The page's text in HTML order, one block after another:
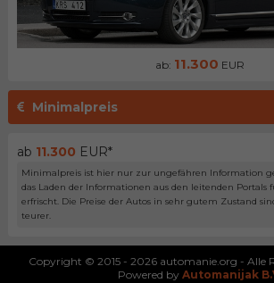
ab: 11.300 EUR
Minimalpreis
ab 11.300 EUR*
Minimalpreis ist hier nur zur ungefähren Information
das Laden der Informationen aus den leitenden Portals
erfrischt. Die Preise der Autos in sehr gutem Zustand
teurer.
Copyright © 2015 - 2026 automanie.org - Alle
Powered by Automanijak